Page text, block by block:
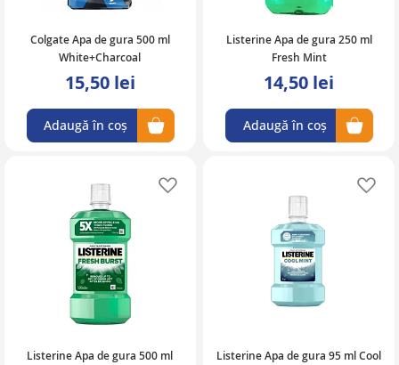
Colgate Apa de gura 500 ml
White+Charcoal
15,50 lei
Adaugă în coș
Listerine Apa de gura 250 ml
Fresh Mint
14,50 lei
Adaugă în coș
Listerine Apa de gura 500 ml
Listerine Apa de gura 95 ml Cool